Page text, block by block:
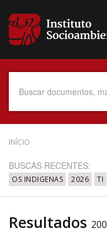
para
conteúdo
Data do Documento
Até
INÍCIO
BUSCAS RECENTES:
OS INDIGENAS 2026 TI
Resultados